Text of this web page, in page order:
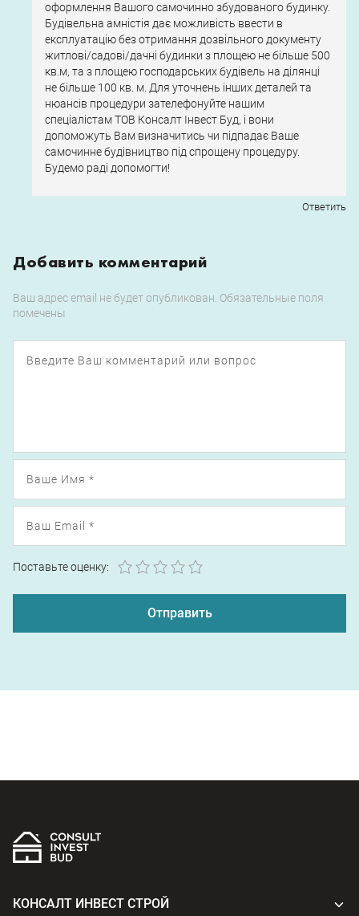
оформлення Вашого самочинно збудованого будинку.
Будівельна амністія дає можливість ввести в
експлуатацію без отримання дозвільного документу
житлові/садові/дачні будинки з площею не більше 500
кв.м, та з площею господарських будівель на ділянці
не більше 100 кв. м. Для уточнень інших деталей та
нюансів процедури зателефонуйте нашим
спеціалістам ТОВ Консалт Інвест Буд, і вони
допоможуть Вам визначитись чи підпадає Ваше
самочинне будівництво під спрощену процедуру.
Будемо раді допомогти!
Ответить
Добавить комментарий
Ваш адрес email не будет опубликован. Обязательные поля
помечены
Поставьте оценку: 5
4
3
2
КОНСАЛТ ИНВЕСТ СТРОЙ